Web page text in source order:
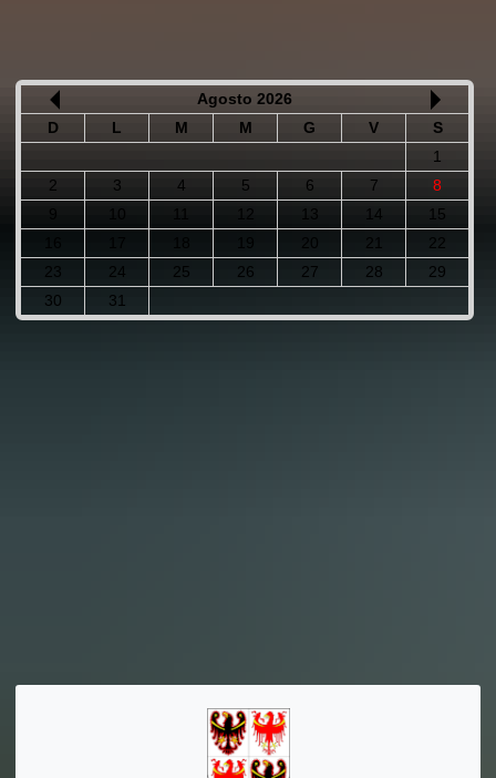
Agosto 2026
D
L M M G V
S
1
2
3 4 5 6 7
8
13 14
15
22
23
24 25 26 27 28
29
30
31